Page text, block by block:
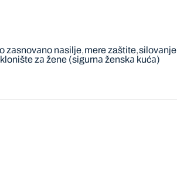
zаsnovаno nаsilje mere zaštite silovаnje
zа žene (sigurnа ženskа kućа)